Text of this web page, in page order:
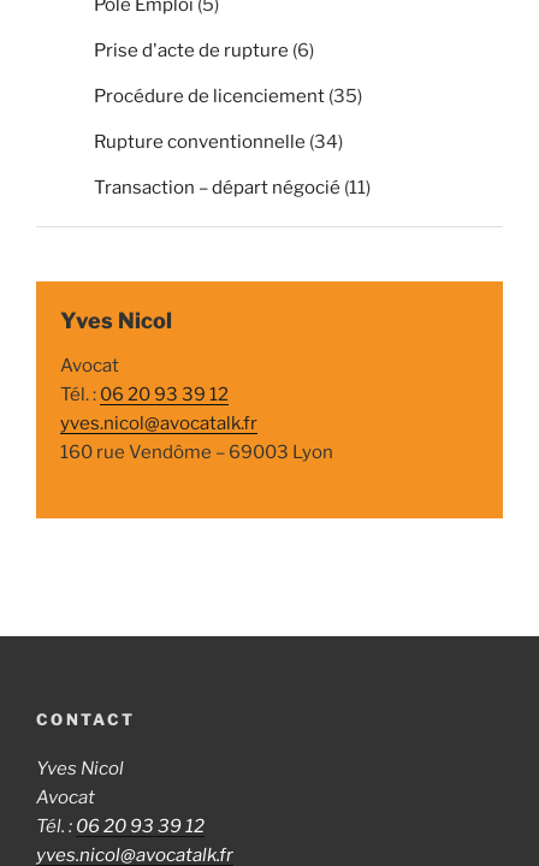
Prise d'acte de rupture (6)
Procédure de licenciement (35)
Rupture conventionnelle (34)
Transaction – départ négocié (11)
Yves Nicol
Avocat
Tél. : 06 20 93 39 12
yves.nicol@avocatalk.fr
160 rue Vendôme – 69003 Lyon
CONTACT
Yves Nicol
Avocat
Tél. : 06 20 93 39 12
yves.nicol@avocatalk.fr